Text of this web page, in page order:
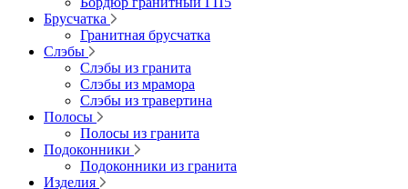
Брусчатка
Гранитная брусчатка
Слэбы
Слэбы из гранита
Слэбы из мрамора
Слэбы из травертина
Полосы
Полосы из гранита
Подоконники
Подоконники из гранита
Изделия